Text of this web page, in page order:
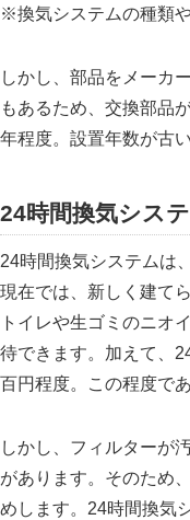
※換気システムの種類
しかし、部品をメーカ
もあるため、交換部品
年程度。設置年数が古
24時間換気シス
24時間換気システムは
現在では、新しく建て
トイレや生ゴミのニオ
待できます。加えて、
百円程度。この程度で
しかし、フィルターが
があります。そのため
めします。24時間換気